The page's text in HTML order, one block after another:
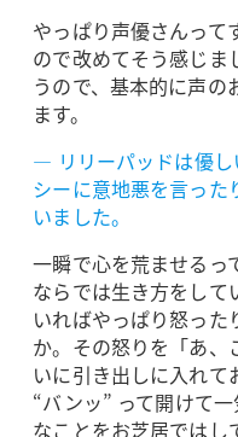
やっぱり声優さんって
ので改めてそう感じま
うので、基本的に声の
ます。
― リリーパッドは優し
シーに意地悪を言った
いました。
一瞬で心を荒ませるっ
ならでは生き方をして
いればやっぱり怒っ
か。その怒りを「あ、
いに引き出しに入れて
“バンッ” って開けて
なことをお芝居ではし